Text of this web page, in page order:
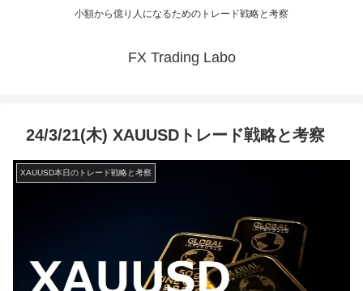
小額から億り人になるためのトレード戦略と考察
FX Trading Labo
24/3/21(木) XAUUSDトレード戦略と考察
XAUUSD本日のトレード戦略と考察